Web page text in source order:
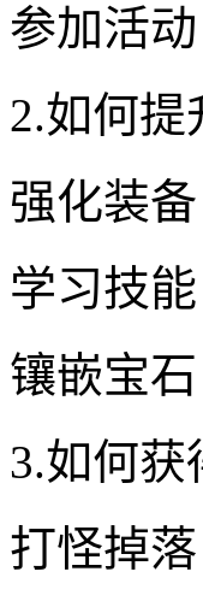
参加活动
2.如何提
强化装备
学习技能
镶嵌宝石
3.如何获
打怪掉落